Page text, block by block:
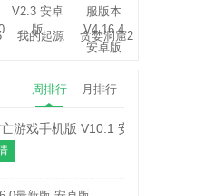
我的起源 贪婪洞窟2
周排行 月排行
游戏手机版 V10.1 安卓版